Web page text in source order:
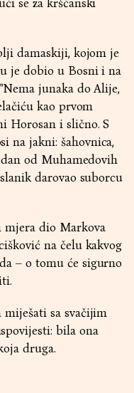
se za kršćanski
damaskiji, kojom je
je dobio u Bosni i na
junaka do Alije,
kao prvom
Horosan i slično. S
na jakni: šahovnica,
od Muhamedovih
darovao suborcu
mjera dio Markova
na čelu kakvog
– o tomu će sigurno
miješati sa svačijim
bila ona
druga.